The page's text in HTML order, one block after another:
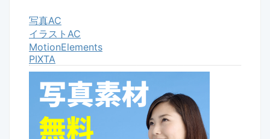
写真AC
イラストAC
MotionElements
PIXTA